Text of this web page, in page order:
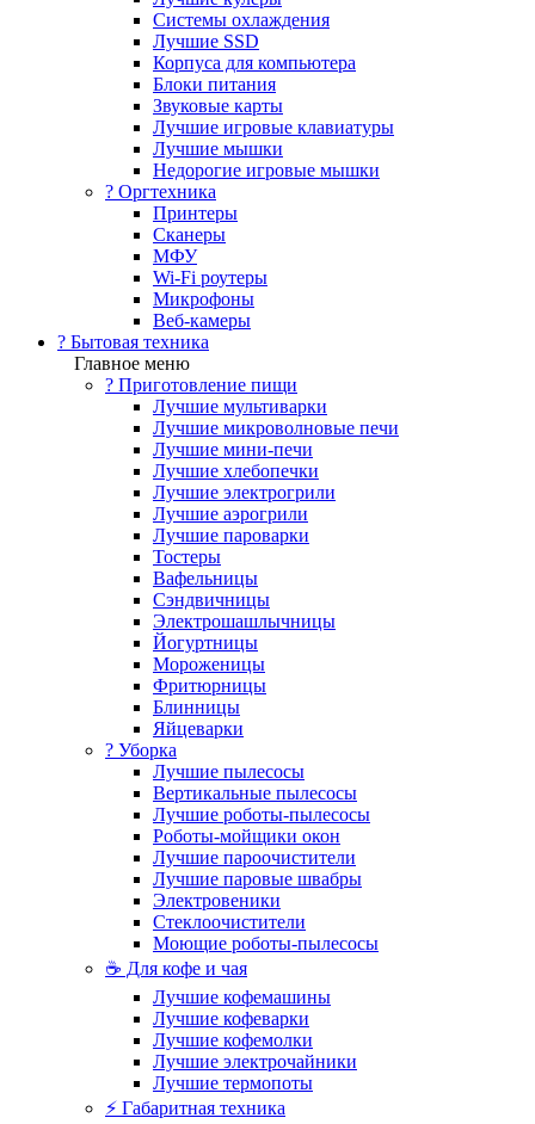
Системы охлаждения
Лучшие SSD
Корпуса для компьютера
Блоки питания
Звуковые карты
Лучшие игровые клавиатуры
Лучшие мышки
Недорогие игровые мышки
?️ Оргтехника
Принтеры
Сканеры
МФУ
Wi-Fi роутеры
Микрофоны
Веб-камеры
? Бытовая техника
Главное меню
? Приготовление пищи
Лучшие мультиварки
Лучшие микроволновые печи
Лучшие мини-печи
Лучшие хлебопечки
Лучшие электрогрили
Лучшие аэрогрили
Лучшие пароварки
Тостеры
Вафельницы
Сэндвичницы
Электрошашлычницы
Йогуртницы
Мороженицы
Фритюрницы
Блинницы
Яйцеварки
? Уборка
Лучшие пылесосы
Вертикальные пылесосы
Лучшие роботы-пылесосы
Роботы-мойщики окон
Лучшие пароочистители
Лучшие паровые швабры
Электровеники
Стеклоочистители
Моющие роботы-пылесосы
☕ Для кофе и чая
Лучшие кофемашины
Лучшие кофеварки
Лучшие кофемолки
Лучшие электрочайники
Лучшие термопоты
⚡ Габаритная техника